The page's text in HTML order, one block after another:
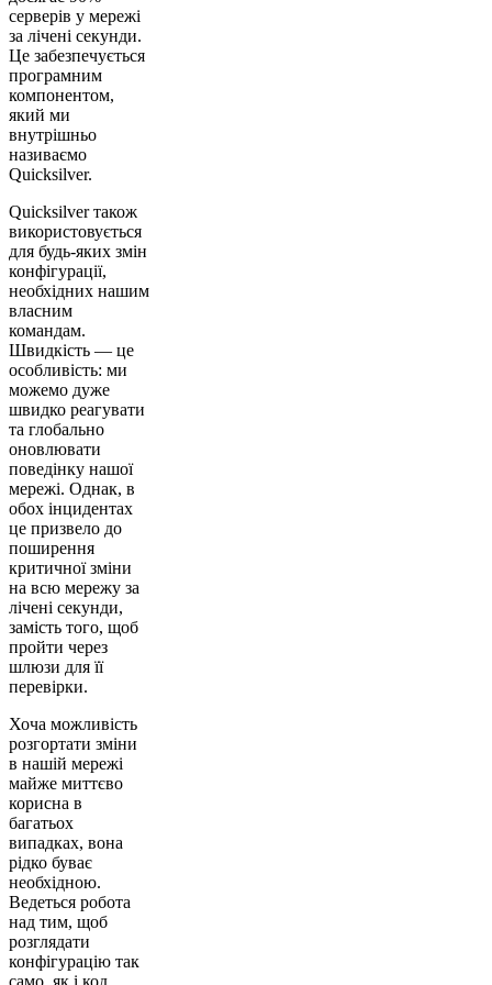
серверів у мережі
за лічені секунди.
Це забезпечується
програмним
компонентом,
який ми
внутрішньо
називаємо
Quicksilver.
Quicksilver також
використовується
для будь-яких змін
конфігурації,
необхідних нашим
власним
командам.
Швидкість — це
особливість: ми
можемо дуже
швидко реагувати
та глобально
оновлювати
поведінку нашої
мережі. Однак, в
обох інцидентах
це призвело до
поширення
критичної зміни
на всю мережу за
лічені секунди,
замість того, щоб
пройти через
шлюзи для її
перевірки.
Хоча можливість
розгортати зміни
в нашій мережі
майже миттєво
корисна в
багатьох
випадках, вона
рідко буває
необхідною.
Ведеться робота
над тим, щоб
розглядати
конфігурацію так
само, як і код,